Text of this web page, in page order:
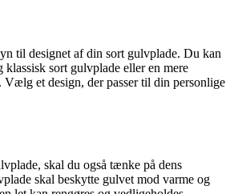
til designet af din sort gulvplade. Du kan
sort gulvplade eller en mere
Vælg et design, der passer til din personlige
skal du også tænke på dens
skal beskytte gulvet mod varme og